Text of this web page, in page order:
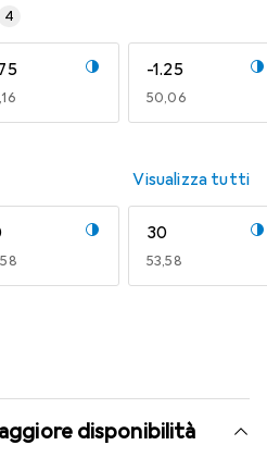
4
-1.25
EUR
50,06
Visualizza tutti
30
EUR
53,58
disponibilità